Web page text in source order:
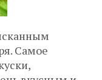
Самое